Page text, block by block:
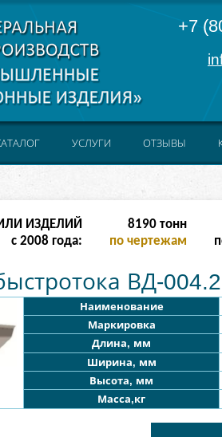
+7
УСЛУГИ ОТЗЫВЫ
ИЗДЕЛИЙ
с 2008 года:
16382тонн
по чертежам
ВД-
Наименование
Маркировка
Длина, мм
Ширина, мм
Высота, мм
Масса,кг